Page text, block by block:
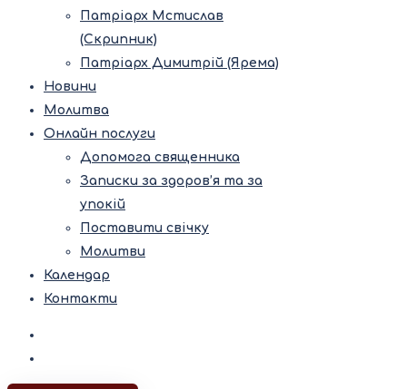
Патріарх Мстислав
(Скрипник)
Патріарх Димитрій (Ярема)
Новини
Молитва
Онлайн послуги
Допомога священника
Записки за здоров’я та за
упокій
Поставити свічку
Молитви
Календар
Контакти